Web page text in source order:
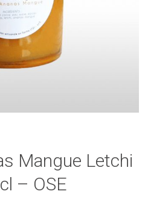
Mangue Letchi
– OSE